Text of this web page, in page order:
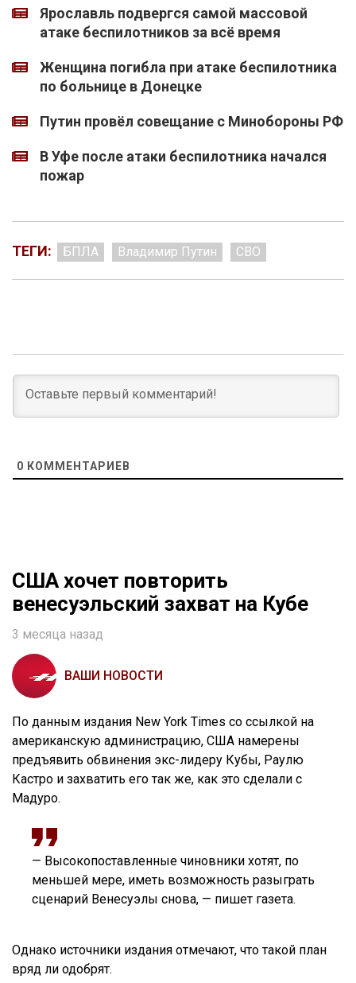
Ярославль подвергся самой массовой
атаке беспилотников за всё время
Женщина погибла при атаке беспилотника
по больнице в Донецке
Путин провёл совещание с Минобороны РФ
В Уфе после атаки беспилотника начался
пожар
ТЕГИ: БПЛА Владимир Путин СВО
0 КОММЕНТАРИЕВ
США хочет повторить
венесуэльский захват на Кубе
3 месяца назад
ВАШИ НОВОСТИ
По данным издания New York Times со ссылкой на
американскую администрацию, США намерены
предъявить обвинения экс-лидеру Кубы, Раулю
Кастро и захватить его так же, как это сделали с
Мадуро.
— Высокопоставленные чиновники хотят, по
меньшей мере, иметь возможность разыграть
сценарий Венесуэлы снова, — пишет газета.
Однако источники издания отмечают, что такой план
вряд ли одобрят.